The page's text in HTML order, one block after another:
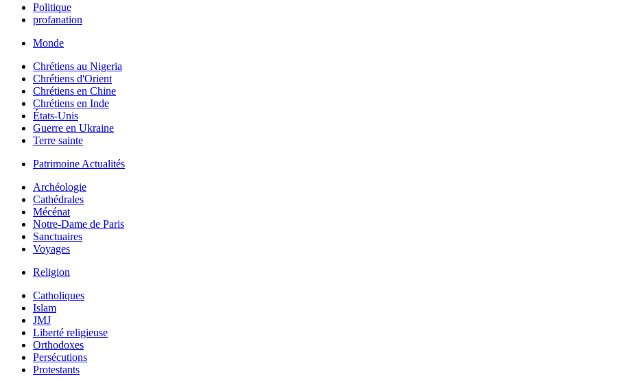
Politique
profanation
Monde
Chrétiens au Nigeria
Chrétiens d'Orient
Chrétiens en Chine
Chrétiens en Inde
États-Unis
Guerre en Ukraine
Terre sainte
Patrimoine Actualités
Archéologie
Cathédrales
Mécénat
Notre-Dame de Paris
Sanctuaires
Voyages
Religion
Catholiques
Islam
JMJ
Liberté religieuse
Orthodoxes
Persécutions
Protestants